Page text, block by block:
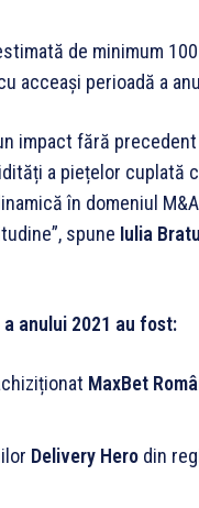
de minimum
acceași perioadă a
impact fără
a piețelor cuplată
în domeniul
spune Iulia
anului 2021 au fost:
MaxBet
Delivery Hero din